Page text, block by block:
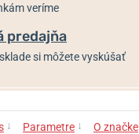
veríme
predajňa
si môžete vyskúšať
↓ Parametre ↓ O značke